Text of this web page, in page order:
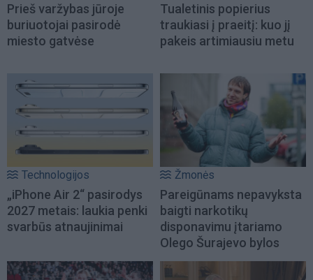
Prieš varžybas jūroje
buriuotojai pasirodė
miesto gatvėse
Tualetinis popierius
traukiasi į praeitį: kuo jį
pakeis artimiausiu metu
Technologijos
„iPhone Air 2“ pasirodys
2027 metais: laukia penki
svarbūs atnaujinimai
Žmonės
Pareigūnams nepavyksta
baigti narkotikų
disponavimu įtariamo
Olego Šurajevo bylos